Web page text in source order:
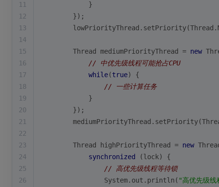
11
            }
12
        });
13
14
15
        Thread mediumPriorityThread =
new
16
// 中优先级线程可能抢占CPU
17
while(true) {
18
// 一些计算任务
19
            }
20
        });
21
22
23
        Thread highPriorityThread =
new
24
synchronized
(lock) {
25
// 高优先级线程等待锁
26
                System.out.println(
"高优先级线